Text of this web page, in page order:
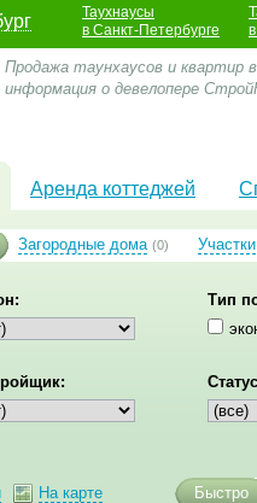
Таухнаусы
в Санкт-Петербурге
Продажа таунхаусов и квартир
информация о девелопере
Аренда коттеджей
Загородные дома (0) Участки
Тип
На карте Быстро